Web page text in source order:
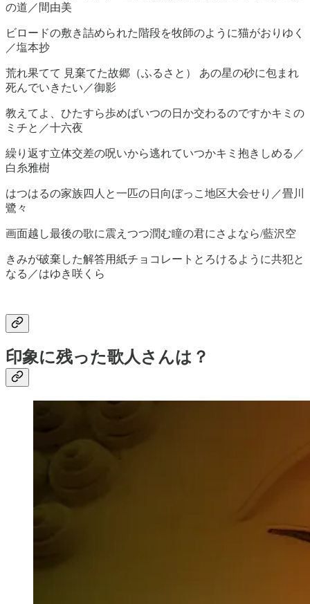
の道／間由美
ビロードの敷き詰められた階段を牧師のように猫がおりゆく
／塩本抄
荒れ果てて 見棄てた故郷（ふるさと） あの星の砂に包まれ
死んでいきたい／御影
教えてよ、ひたすら歩めばいつの日か交わるのですかキミの
ミチと／十六夜
繰り返す立体交差の呪いから逃れていつかキミ抱きしめる／
白糸雅樹
はつはるの家族四人と一匹の日向ぼっこ地区大会せり／畳川
鷺々
画面越し最後の歌に震えつつ潤む瞳の君にさよなら/藍沢空
きみが破棄した解答用紙チョコレートとろけるように共犯と
なる／はゆき咲くら
印象に残った歌人さんは？